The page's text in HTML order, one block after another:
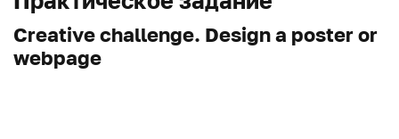
Creative challenge. Design a poster or
webpage